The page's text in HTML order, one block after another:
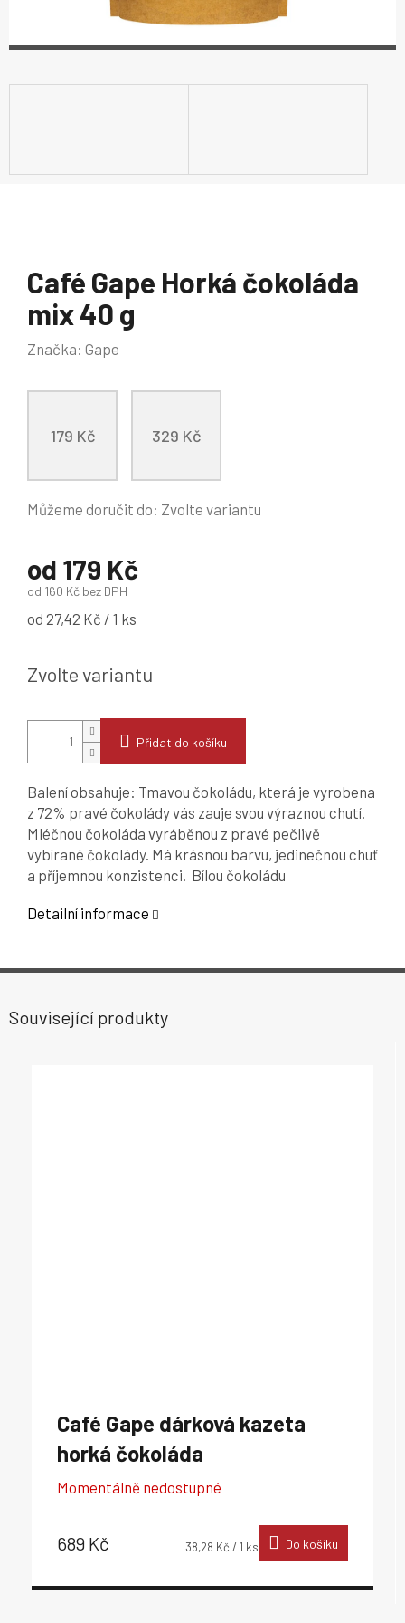
Café Gape Horká čokoláda
mix 40 g
Značka: Gape
od 179 Kč
od 160 Kč bez DPH
Měrná
od 27,42 Kč / 1 ks
Zvolte variantu
179 Kč 329 Kč
Můžeme doručit do: Zvolte variantu
Přidat do košíku
Balení obsahuje: Tmavou čokoládu, která je vyrobena
z 72% pravé čokolády vás zauje svou výraznou chutí.
Mléčnou čokoláda vyráběnou z pravé pečlivě
vybírané čokolády. Má krásnou barvu, jedinečnou chuť
a příjemnou konzistenci. Bílou čokoládu
Detailní informace
Související produkty
Café Gape dárková kazeta
horká čokoláda
Momentálně nedostupné
689 Kč
Měrná
38,28 Kč / 1 ks Do košíku